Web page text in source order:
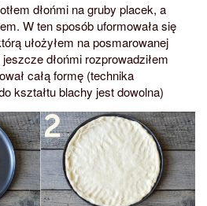
dłońmi na gruby placek, a
W ten sposób uformowała się
ułożyłem na posmarowanej
dłońmi rozprowadziłem
całą formę (technika
kształtu blachy jest dowolna)